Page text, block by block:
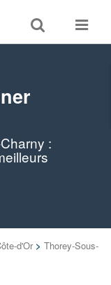
Toggle
search
Toggle
:
d'Or > Thorey-Sous-